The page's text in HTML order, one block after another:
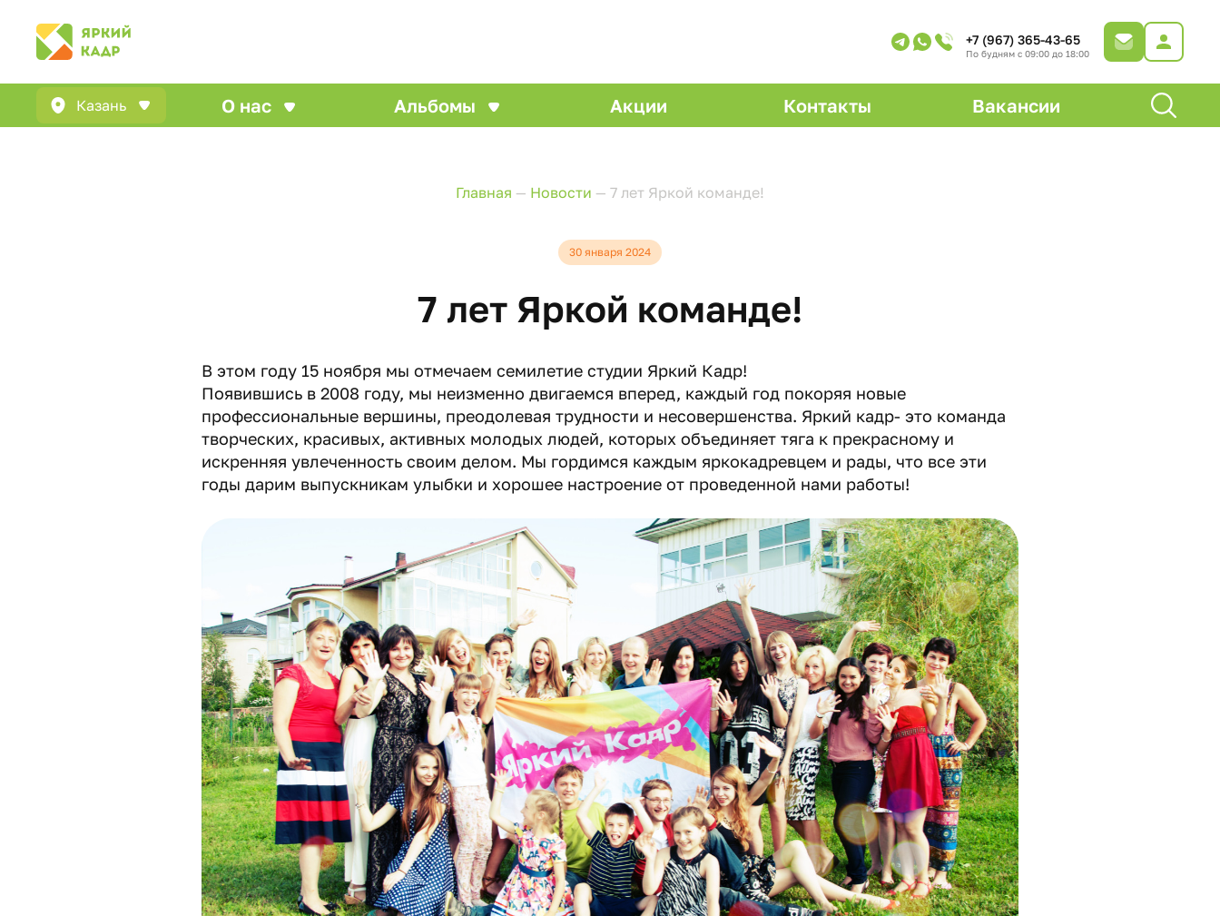
+7 (967) 365-43-65
По будням с 09:00 до 18:00
Казань О нас Альбомы Акции Контакты Вакансии
Главная — Новости — 7 лет Яркой команде!
30 января 2024
7 лет Яркой команде!
В этом году 15 ноября мы отмечаем семилетие студии Яркий Кадр!
Появившись в 2008 году, мы неизменно двигаемся вперед, каждый год покоряя новые
профессиональные вершины, преодолевая трудности и несовершенства. Яркий кадр- это команда
творческих, красивых, активных молодых людей, которых объединяет тяга к прекрасному и
искренняя увлеченность своим делом. Мы гордимся каждым яркокадревцем и рады, что все эти
годы дарим выпускникам улыбки и хорошее настроение от проведенной нами работы!